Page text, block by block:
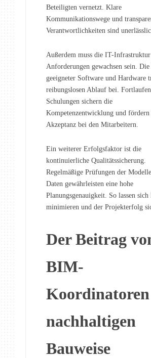
Beteiligten vernetzt. Klare
Kommunikationswege und
Verantwortlichkeiten sind
Außerdem muss die IT-Infrastruktur
Anforderungen gewachsen sein. Die
geeigneter Software und Hardware
reibungslosen Ablauf bei.
Schulungen sichern die
Kompetenzentwicklung und fördern
Akzeptanz bei den Mitarbeitern.
Ein weiterer Erfolgsfaktor ist die
kontinuierliche Qualitätssicherung.
Regelmäßige Prüfungen der
Daten gewährleisten eine hohe
Planungsgenauigkeit. So lassen sich
minimieren und der Projekterfolg
Der Beitrag
BIM-
nachhaltigen
Bauweise